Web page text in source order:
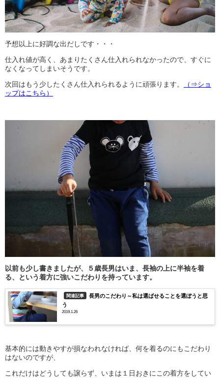
予想以上に好調な出だしです・・・
仕入れ値が高く、あまりたくさん仕入れられなかったので、すぐに
なくなってしまいそうです。
次回はもう少したくさん仕入れられるように頑張ります。
（⇒ショ
ップはこちら）
以前も少し書きましたが、５歳長男はいま、長袖の上に半袖を着
る、という着方に強いこだわりを持っています。
関連記事
長男のこだわり～私は選ばせることを選ぼうと思
う
2019.1.26
基本的には動きやすが損なわれなければ、何を着るのにもこだわり
はないのですが、
これだけはどうしても譲らず、いまは１日おきにこの着方をしてい